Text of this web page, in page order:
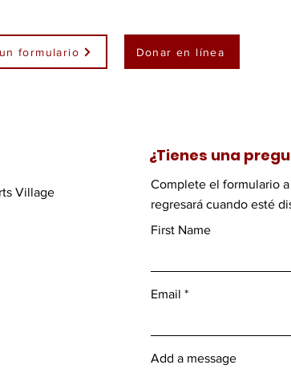
formulario Donar en línea
Village
¿Tienes una
Complete el formulario
regresará cuando esté
First Name
Email
Add a message